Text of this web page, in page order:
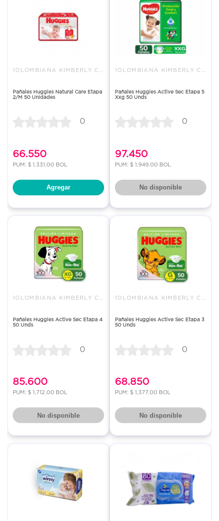
Pañales Huggies Natural Care Etapa
2/M 50 Unidades
0
66.550
PUM: $ 1,331.00 BOL
Agregar
Pañales Huggies Active Sec Etapa 5
Xxg 50 Unds
0
97.450
PUM: $ 1,949.00 BOL
No disponible
Pañales Huggies Active Sec Etapa 4
50 Unds
0
85.600
PUM: $ 1,712.00 BOL
No disponible
Pañales Huggies Active Sec Etapa 3
50 Unds
0
68.850
PUM: $ 1,377.00 BOL
No disponible